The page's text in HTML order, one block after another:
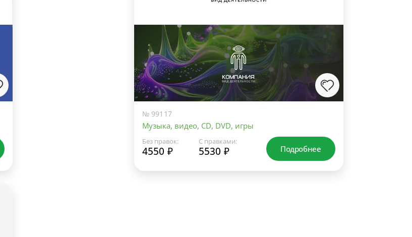
№ 99117
Музыка, видео, CD, DVD, игры
Без правок:
4550 ₽
С правками:
5530 ₽ Подробнее